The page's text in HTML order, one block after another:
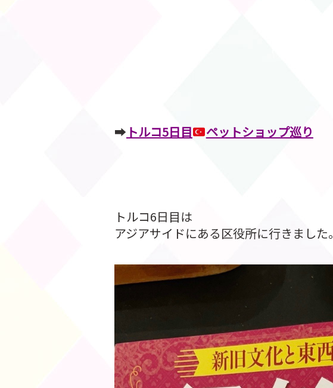
➡︎ トルコ5日目 ペットショップ巡り
トルコ6日目は
アジアサイドにある区役所に行きました。